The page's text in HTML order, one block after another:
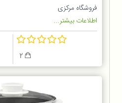
فروشگاه مرکزی
اطلاعات بیشتر...